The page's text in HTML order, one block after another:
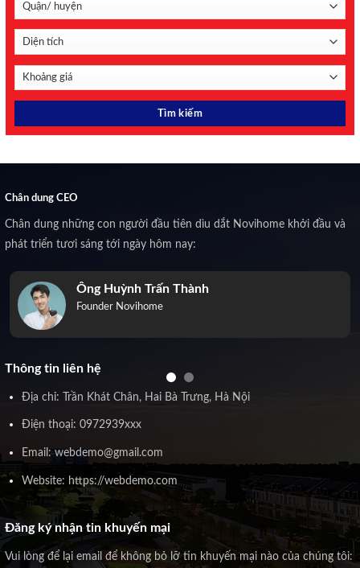
Chân dung CEO
Chân dung những con người đầu tiên dìu dắt Novihome khởi đầu và
phát triển tươi sáng tới ngày hôm nay:
Ông Huỳnh Trấn Thành
Founder Novihome
Thông tin liên hệ
Địa chỉ: Trần Khát Chân, Hai Bà Trưng, Hà Nội
Điện thoại: 0972939xxx
Email: webdemo@gmail.com
Website: https://webdemo.com
Đăng ký nhận tin khuyến mại
Vui lòng để lại email để không bỏ lỡ tin khuyến mại nào của chúng tôi: